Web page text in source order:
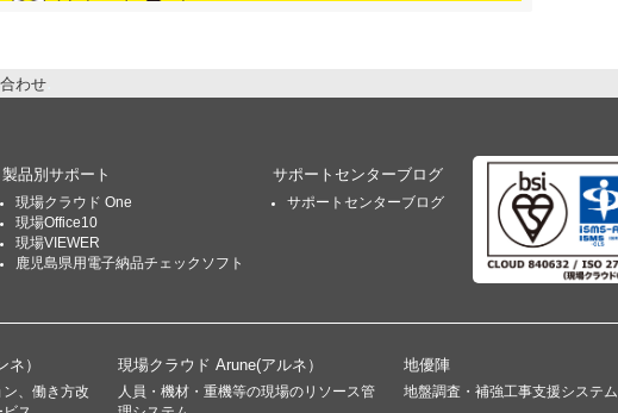
わせ
製品別サポート
現場クラウド One
現場Office10
現場VIEWER
鹿児島県用電子納品チェックソフト
サポートセンターブログ
サポートセンターブログ
）
、働き方改
現場クラウド Arune(アルネ）
人員・機材・重機等の現場のリソース管
地優陣
地盤調査・補強工事支援システム